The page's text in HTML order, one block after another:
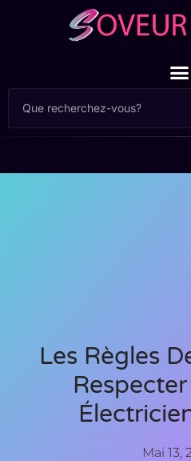
Les Règles
Mai 13,